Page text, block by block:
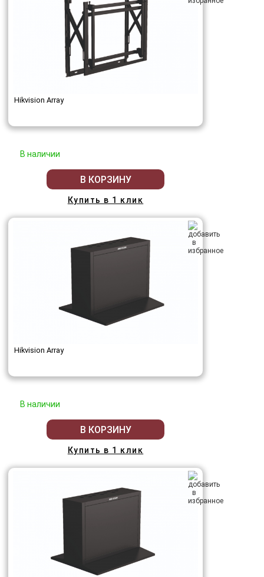
Hikvision Array
В наличии
В КОРЗИНУ
Купить в 1 клик
Hikvision Array
В наличии
В КОРЗИНУ
Купить в 1 клик